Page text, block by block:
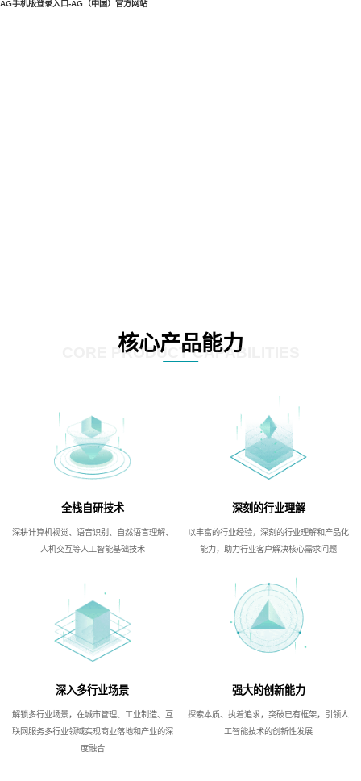
AG手机版登录入口-AG（中国）官方网站
核心产品能力
CORE PRODUCT CAPABILITIES
全栈自研技术
深耕计算机视觉、语音识别、自然语言理解、
人机交互等人工智能基础技术
深刻的行业理解
以丰富的行业经验，深刻的行业理解和产品化
能力，助力行业客户解决核心需求问题
深入多行业场景
解锁多行业场景，在城市管理、工业制造、互
联网服务多行业领域实现商业落地和产业的深
度融合
强大的创新能力
探索本质、执着追求，突破已有框架，引领人
工智能技术的创新性发展